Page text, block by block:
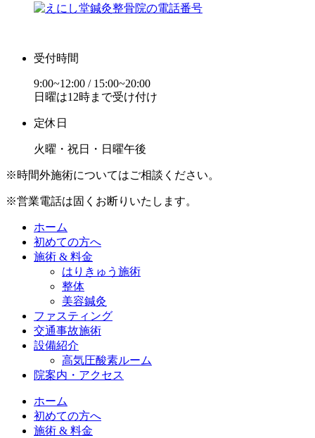
受付時間
9:00~12:00 / 15:00~20:00
日曜は12時まで受け付け
定休日
火曜・祝日・日曜午後
※時間外施術についてはご相談ください。
※営業電話は固くお断りいたします。
ホーム
初めての方へ
施術 & 料金
はりきゅう施術
整体
美容鍼灸
ファスティング
交通事故施術
設備紹介
高気圧酸素ルーム
院案内・アクセス
ホーム
初めての方へ
施術 & 料金